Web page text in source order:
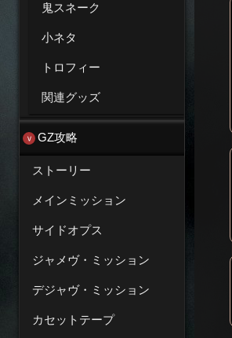
鬼スネーク
小ネタ
トロフィー
関連グッズ
GZ攻略
ストーリー
メインミッション
サイドオプス
ジャメヴ・ミッション
デジャヴ・ミッション
カセットテープ